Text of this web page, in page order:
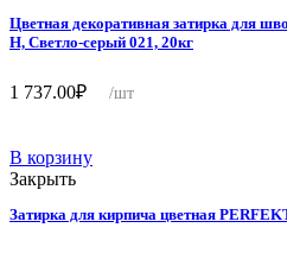
Цветная декоративная затирка
Н, Светло-серый 021, 20кг
1 737.00₽ /шт
В корзину
Закрыть
Затирка для кирпича цветная